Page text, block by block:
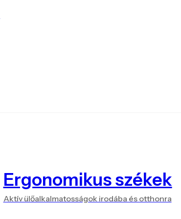
Ergonomikus székek
Aktív ülőalkalmatosságok irodába és otthonra